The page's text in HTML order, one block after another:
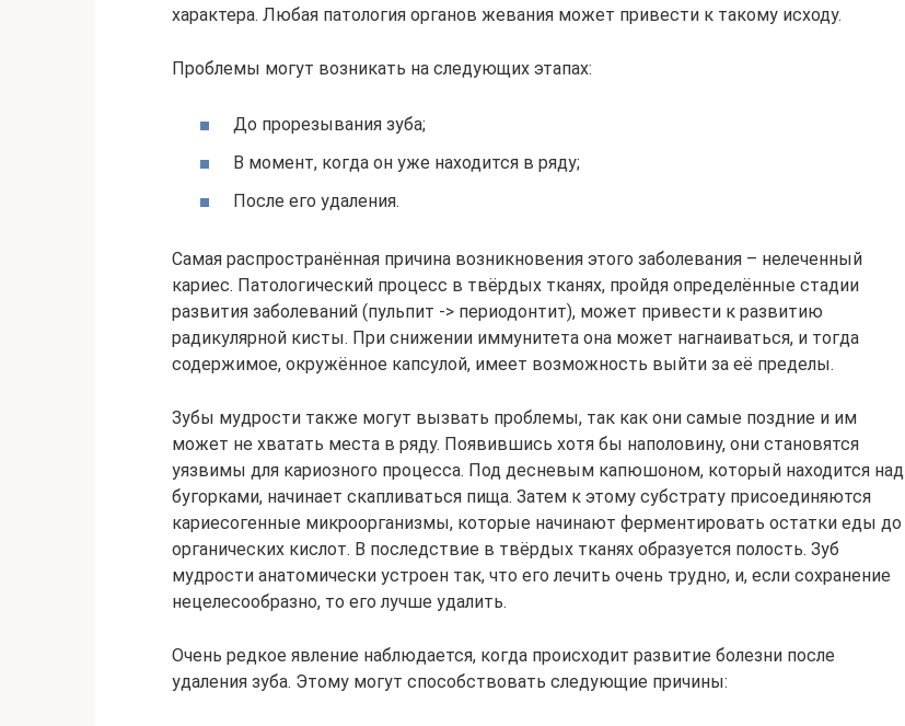
характера. Любая патология органов жевания может привести к такому исходу.
Проблемы могут возникать на следующих этапах:
До прорезывания зуба;
В момент, когда он уже находится в ряду;
После его удаления.
Самая распространённая причина возникновения этого заболевания – нелеченный
кариес. Патологический процесс в твёрдых тканях, пройдя определённые стадии
развития заболеваний (пульпит -> периодонтит), может привести к развитию
радикулярной кисты. При снижении иммунитета она может нагнаиваться, и тогда
содержимое, окружённое капсулой, имеет возможность выйти за её пределы.
Зубы мудрости также могут вызвать проблемы, так как они самые поздние и им
может не хватать места в ряду. Появившись хотя бы наполовину, они становятся
уязвимы для кариозного процесса. Под десневым капюшоном, который находится над
бугорками, начинает скапливаться пища. Затем к этому субстрату присоединяются
кариесогенные микроорганизмы, которые начинают ферментировать остатки еды до
органических кислот. В последствие в твёрдых тканях образуется полость. Зуб
мудрости анатомически устроен так, что его лечить очень трудно, и, если сохранение
нецелесообразно, то его лучше удалить.
Очень редкое явление наблюдается, когда происходит развитие болезни после
удаления зуба. Этому могут способствовать следующие причины: